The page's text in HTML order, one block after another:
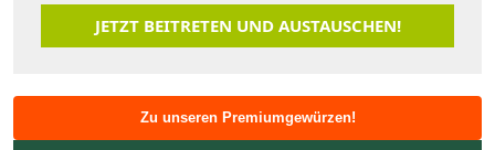
JETZT BEITRETEN UND AUSTAUSCHEN!
Zu unseren Premiumgewürzen!